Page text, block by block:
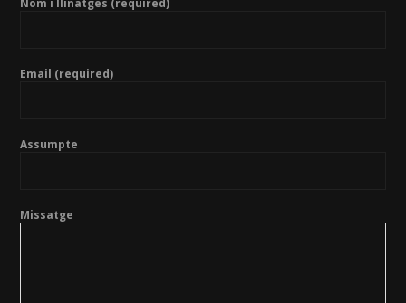
Nom i llinatges (required)
Email (required)
Assumpte
Missatge